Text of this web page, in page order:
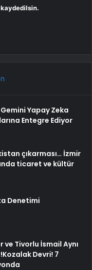
kaydedilsin.
Yapay Zeka
Entegre Ediyor
çıkarması… İzmir
ticaret ve kültür
Denetimi
ve Tivorlu İsmail Aynı
Devri! 7